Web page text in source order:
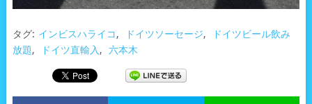
タグ: インビスハライコ, ドイツソーセージ,
ドイツビール飲み
放題, ドイツ直輸入 , 六本木